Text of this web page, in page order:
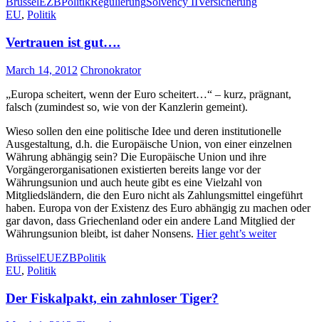
EU, Politik
Vertrauen ist gut….
March 14, 2012 Chronokrator
„Europa scheitert, wenn der Euro scheitert…“ – kurz, prägnant,
falsch (zumindest so, wie von der Kanzlerin gemeint).
Wieso sollen den eine politische Idee und deren institutionelle
Ausgestaltung, d.h. die Europäische Union, von einer einzelnen
Währung abhängig sein? Die Europäische Union und ihre
Vorgängerorganisationen existierten bereits lange vor der
Währungsunion und auch heute gibt es eine Vielzahl von
Mitgliedsländern, die den Euro nicht als Zahlungsmittel eingeführt
haben. Europa von der Existenz des Euro abhängig zu machen oder
gar davon, dass Griechenland oder ein andere Land Mitglied der
Währungsunion bleibt, ist daher Nonsens. Hier geht’s weiter
BrüsselEUEZBPolitik
EU, Politik
Der Fiskalpakt, ein zahnloser Tiger?